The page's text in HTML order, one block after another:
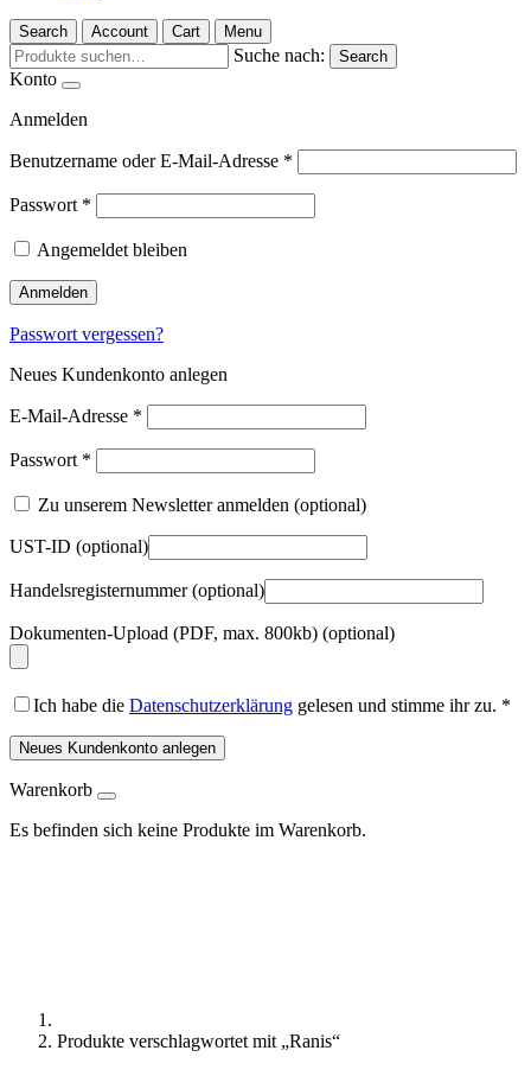
Search Account Cart Menu
Suche nach: Search
Konto
Anmelden
Benutzername oder E-Mail-Adresse *
Passwort *
Angemeldet bleiben
Anmelden
Passwort vergessen?
Neues Kundenkonto anlegen
E-Mail-Adresse *
Passwort *
Zu unserem Newsletter anmelden (optional)
UST-ID (optional)
Handelsregisternummer(optional)
Dokumenten-Upload (PDF, max. 800kb) (optional)
Ich habe die Datenschutzerklärung gelesen und stimme ihr zu. *
Neues Kundenkonto anlegen
Warenkorb
Es befinden sich keine Produkte im Warenkorb.
Produkte verschlagwortet mit „Ranis“